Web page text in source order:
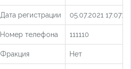
Дата регистрации 05.07.2021 17:07:05
Номер телефона 111110
Фракция Нет